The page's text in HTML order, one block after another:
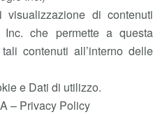
di contenuti
che permette a questa
contenuti all’interno delle
e Dati di utilizzo.
– Privacy Policy